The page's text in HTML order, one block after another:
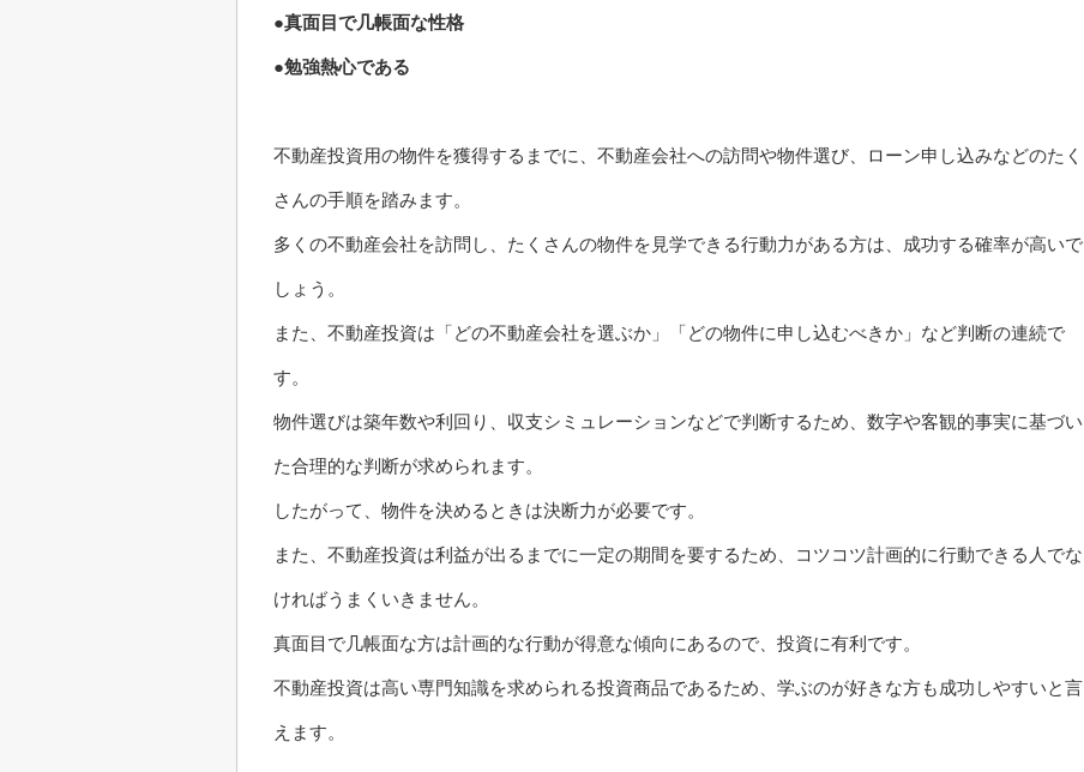
●真面目で几帳面な性格
●勉強熱心である
不動産投資用の物件を獲得するまでに、不動産会社への訪問や物件選び、ローン申し込みなどのたく
さんの手順を踏みます。
多くの不動産会社を訪問し、たくさんの物件を見学できる行動力がある方は、成功する確率が高いで
しょう。
また、不動産投資は「どの不動産会社を選ぶか」「どの物件に申し込むべきか」など判断の連続で
す。
物件選びは築年数や利回り、収支シミュレーションなどで判断するため、数字や客観的事実に基づい
た合理的な判断が求められます。
したがって、物件を決めるときは決断力が必要です。
また、不動産投資は利益が出るまでに一定の期間を要するため、コツコツ計画的に行動できる人でな
ければうまくいきません。
真面目で几帳面な方は計画的な行動が得意な傾向にあるので、投資に有利です。
不動産投資は高い専門知識を求められる投資商品であるため、学ぶのが好きな方も成功しやすいと言
えます。